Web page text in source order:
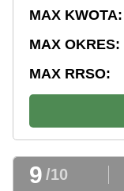
MAX KWOTA:
MAX OKRES:
MAX RRSO:
9 /10